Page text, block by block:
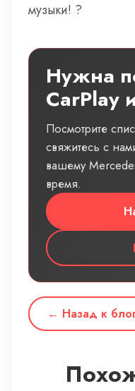
музыки! ?
Нужна
CarPlay
Посмотрите
свяжитесь с
вашему
время.
← Назад к